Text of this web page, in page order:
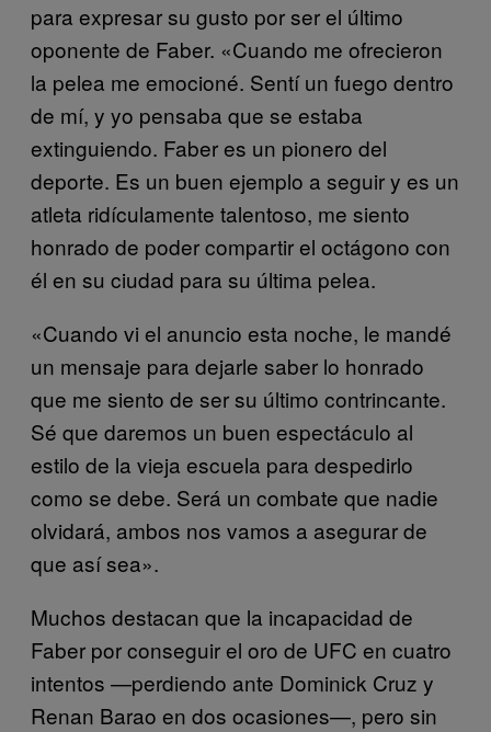
para expresar su gusto por ser el último
oponente de Faber. «Cuando me ofrecieron
la pelea me emocioné. Sentí un fuego dentro
de mí, y yo pensaba que se estaba
extinguiendo. Faber es un pionero del
deporte. Es un buen ejemplo a seguir y es un
atleta ridículamente talentoso, me siento
honrado de poder compartir el octágono con
él en su ciudad para su última pelea.
«Cuando vi el anuncio esta noche, le mandé
un mensaje para dejarle saber lo honrado
que me siento de ser su último contrincante.
Sé que daremos un buen espectáculo al
estilo de la vieja escuela para despedirlo
como se debe. Será un combate que nadie
olvidará, ambos nos vamos a asegurar de
que así sea».
Muchos destacan que la incapacidad de
Faber por conseguir el oro de UFC en cuatro
intentos —perdiendo ante Dominick Cruz y
Renan Barao en dos ocasiones—, pero sin